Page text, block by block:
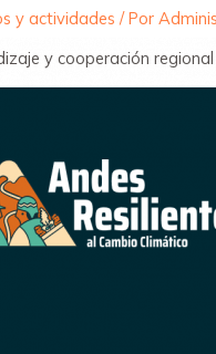
y actividades / Por
y cooperación regional